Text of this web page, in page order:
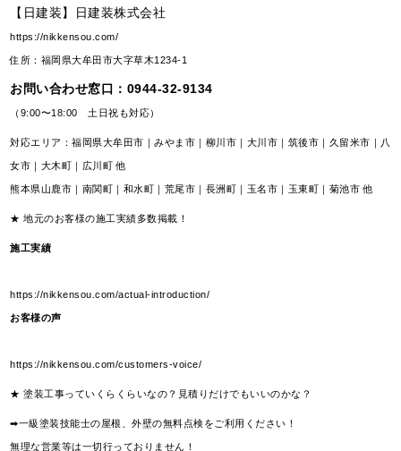
【日建装】日建装株式会社
https://nikkensou.com/
住所：福岡県大牟田市大字草木1234-1
お問い合わせ窓口： 0944-32-9134
（9:00〜18:00 土日祝も対応）
対応エリア：福岡県大牟田市｜みやま市｜柳川市｜大川市｜筑後市｜久留米市｜八
女市｜大木町｜広川町 他
熊本県山鹿市｜南関町｜和水町｜荒尾市｜長洲町｜玉名市｜玉東町｜菊池市 他
★ 地元のお客様の施工実績多数掲載！
施工実績
https://nikkensou.com/actual-introduction/
お客様の声
https://nikkensou.com/customers-voice/
★ 塗装工事っていくらくらいなの？見積りだけでもいいのかな？
➡一級塗装技能士の屋根、外壁の無料点検をご利用ください！
無理な営業等は一切行っておりません！